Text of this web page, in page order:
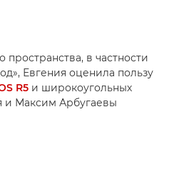
пространства, в частности
Евгения оценила пользу
R5 и широкоугольных
и Максим Арбугаевы